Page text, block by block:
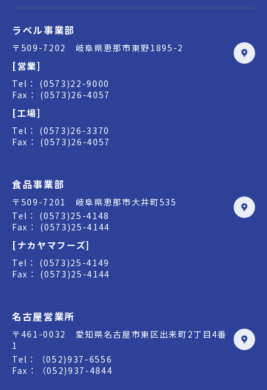
ラベル事業部
〒509-7202 岐阜県恵那市東野1895-2
[営業]
Tel： (0573)22-9000
Fax： (0573)26-4057
[工場]
Tel： (0573)26-3370
Fax： (0573)26-4057
食品事業部
〒509-7201 岐阜県恵那市大井町535
Tel： (0573)25-4148
Fax： (0573)25-4144
[ナカヤマフーズ]
Tel： (0573)25-4149
Fax： (0573)25-4144
名古屋営業所
〒461-0032 愛知県名古屋市東区出来町2丁目4番
1
Tel：（052)937-6556
Fax：（052)937-4844